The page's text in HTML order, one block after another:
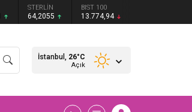
STERLİN
64,2055
BIST 100
13.774,94
İstanbul, 26°C
Açık